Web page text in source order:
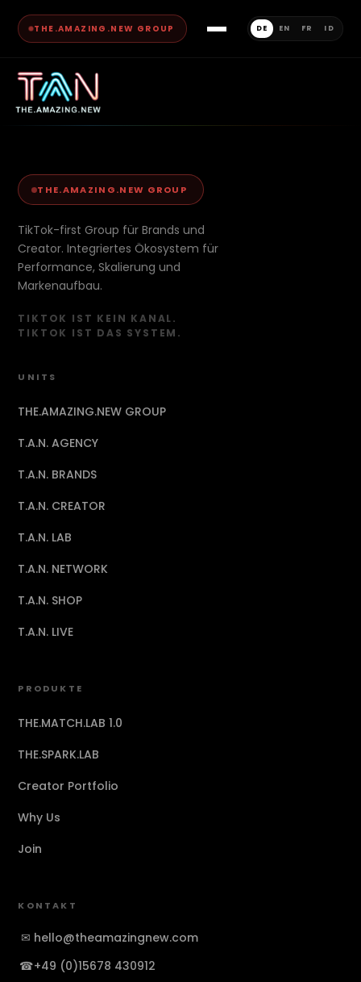
THE.AMAZING.NEW GROUP DE EN FR ID
THE.AMAZING.NEW GROUP
TikTok-first Group für Brands und
Creator. Integriertes Ökosystem für
Performance, Skalierung und
Markenaufbau.
TIKTOK IST KEIN KANAL.
TIKTOK IST DAS SYSTEM.
UNITS
THE.AMAZING.NEW GROUP
T.A.N. AGENCY
T.A.N. BRANDS
T.A.N. CREATOR
T.A.N. LAB
T.A.N. NETWORK
T.A.N. SHOP
T.A.N. LIVE
PRODUKTE
THE.MATCH.LAB 1.0
THE.SPARK.LAB
Creator Portfolio
Why Us
Join
KONTAKT
✉ hello@theamazingnew.com
☎+49 (0)15678 430912